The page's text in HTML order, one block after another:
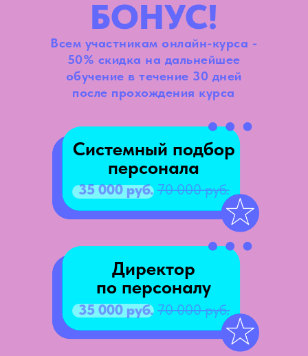
Директор
по персоналу
Системный подбор
персонала
Всем участникам онлайн-курса -
50% скидка на дальнейшее
обучение в течение 30 дней
после прохождения курса
БОНУС!
35 000 руб. 70 000 руб.
35 000 руб. 70 000 руб.